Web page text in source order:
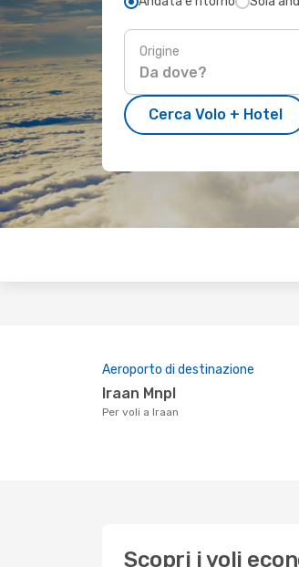
Origine
Cerca Volo + Hotel
Aeroporto di destinazione
Iraan Mnpl
Per voli a Iraan
Scopri i voli